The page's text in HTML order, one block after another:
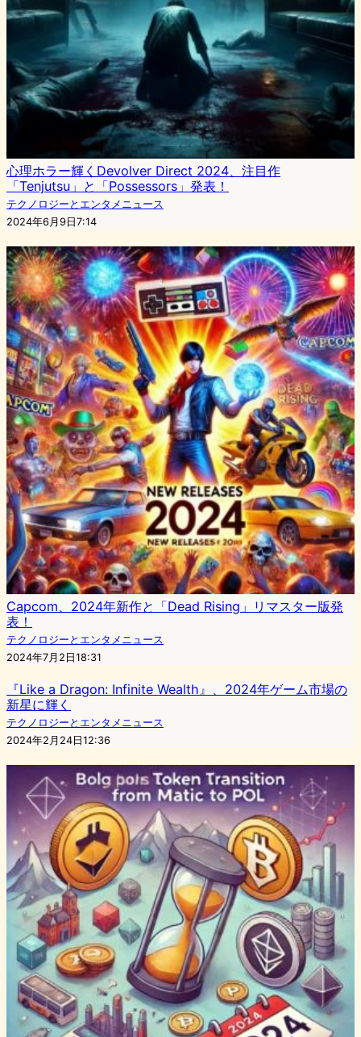
心理ホラー輝くDevolver Direct 2024、注目作
「Tenjutsu」と「Possessors」発表！
テクノロジーとエンタメニュース
2024年6月9日7:14
Capcom、2024年新作と「Dead Rising」リマスター版発
表！
テクノロジーとエンタメニュース
2024年7月2日18:31
『Like a Dragon: Infinite Wealth』、2024年ゲーム市場の
新星に輝く
テクノロジーとエンタメニュース
2024年2月24日12:36